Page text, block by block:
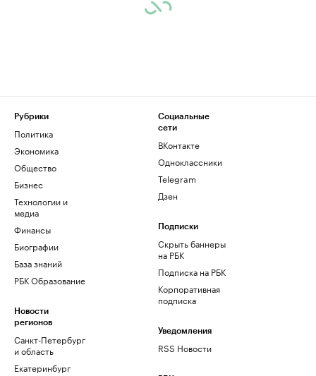
Рубрики
Политика
Экономика
Общество
Бизнес
Технологии и
медиа
Финансы
Биографии
База знаний
РБК Образование
Новости
регионов
Санкт-Петербург
и область
Екатеринбург
Социальные
сети
ВКонтакте
Одноклассники
Telegram
Дзен
Подписки
Скрыть баннеры
на РБК
Подписка на РБК
Корпоративная
подписка
Уведомления
RSS Новости